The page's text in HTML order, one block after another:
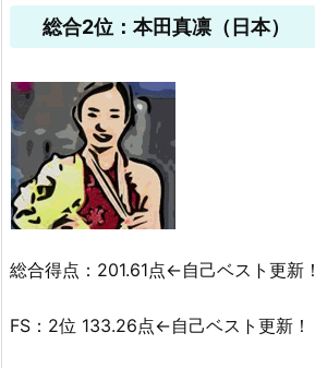
総合2位：本田真凛（日本）
総合得点：201.61点←自己ベスト更新！
FS：2位 133.26点←自己ベスト更新！